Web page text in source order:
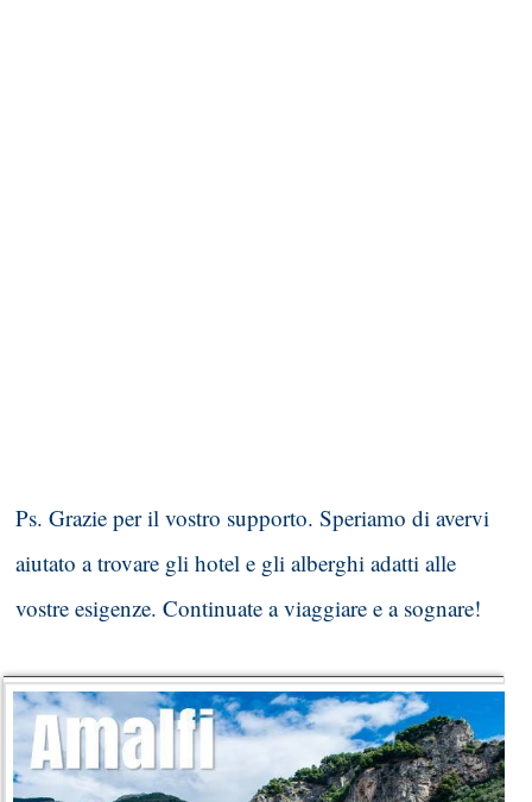
Ps. Grazie per il vostro supporto. Speriamo di avervi
aiutato a trovare gli hotel e gli alberghi adatti alle
vostre esigenze. Continuate a viaggiare e a sognare!